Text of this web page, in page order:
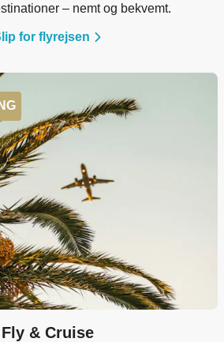
– nemt og bekvemt.
for flyrejsen
Fly & Cruise